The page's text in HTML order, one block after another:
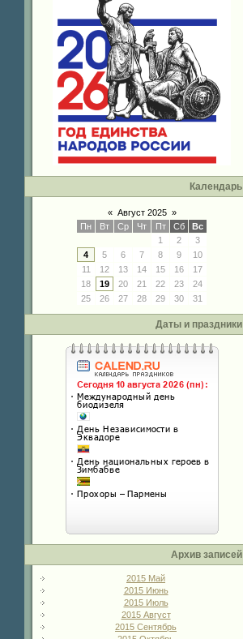
Календарь
« Август 2025 »
Пн
Вт Ср Чт Пт Сб
Вс
1
2
3
4
5 6 7 8 9
10
11
12 13 14 15 16
17
18
19 20 21 22 23
24
25
26 27 28 29 30 31
Даты и праздники
Архив записей
2015 Май
2015 Июнь
2015 Июль
2015 Август
2015 Сентябрь